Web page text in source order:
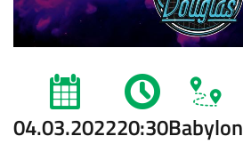
04.03.202220:30Babylon